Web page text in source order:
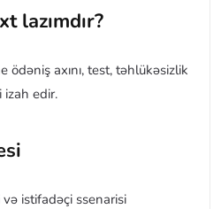
lazımdır?
axını, test, təhlükəsizlik
edir.
istifadəçi ssenarisi